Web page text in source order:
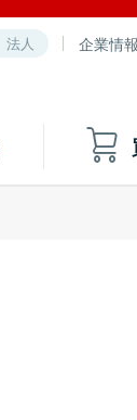
法人 企業情報